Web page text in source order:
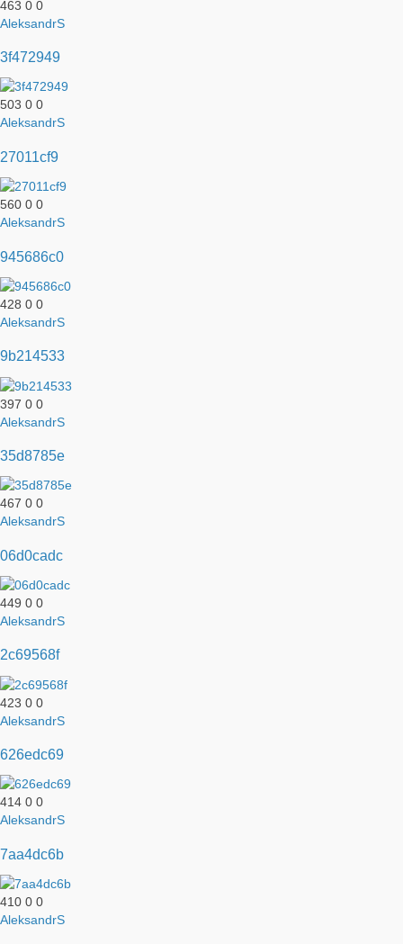
463 0 0
AleksandrS
3f472949
503 0 0
AleksandrS
27011cf9
560 0 0
AleksandrS
945686c0
428 0 0
AleksandrS
9b214533
397 0 0
AleksandrS
35d8785e
467 0 0
AleksandrS
06d0cadc
449 0 0
AleksandrS
2c69568f
423 0 0
AleksandrS
626edc69
414 0 0
AleksandrS
7aa4dc6b
410 0 0
AleksandrS